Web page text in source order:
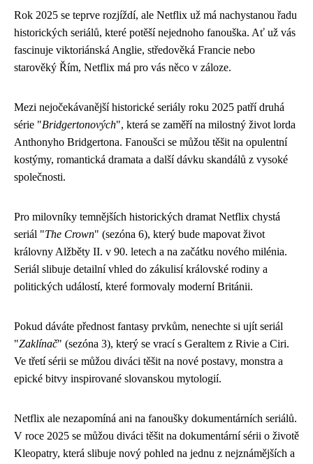
Rok 2025 se teprve rozjíždí, ale Netflix už má nachystanou řadu
historických seriálů, které potěší nejednoho fanouška. Ať už vás
fascinuje viktoriánská Anglie, středověká Francie nebo
starověký Řím, Netflix má pro vás něco v záloze.
Mezi nejočekávanější historické seriály roku 2025 patří druhá
série "Bridgertonových", která se zaměří na milostný život lorda
Anthonyho Bridgertona. Fanoušci se můžou těšit na opulentní
kostýmy, romantická dramata a další dávku skandálů z vysoké
společnosti.
Pro milovníky temnějších historických dramat Netflix chystá
seriál "The Crown" (sezóna 6), který bude mapovat život
královny Alžběty II. v 90. letech a na začátku nového milénia.
Seriál slibuje detailní vhled do zákulisí královské rodiny a
politických událostí, které formovaly moderní Británii.
Pokud dáváte přednost fantasy prvkům, nenechte si ujít seriál
"Zaklínač" (sezóna 3), který se vrací s Geraltem z Rivie a Ciri.
Ve třetí sérii se můžou diváci těšit na nové postavy, monstra a
epické bitvy inspirované slovanskou mytologií.
Netflix ale nezapomíná ani na fanoušky dokumentárních seriálů.
V roce 2025 se můžou diváci těšit na dokumentární sérii o životě
Kleopatry, která slibuje nový pohled na jednu z nejznámějších a